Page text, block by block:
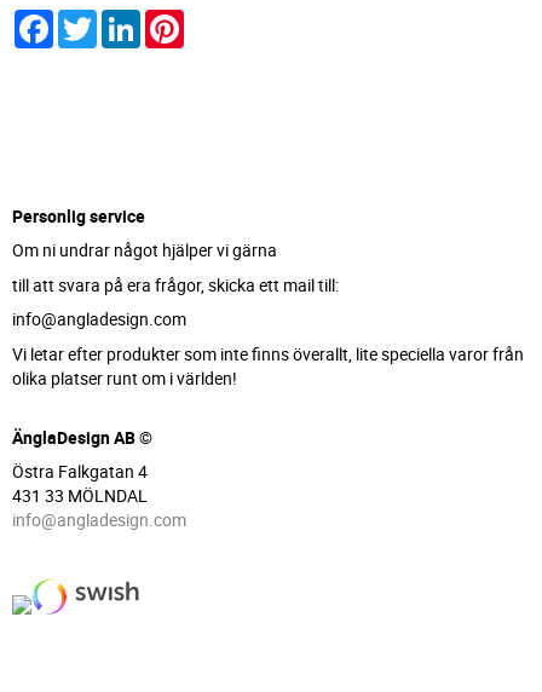
Facebook
TwitterLinkedIn
Personlig service
Om ni undrar något hjälper vi gärna
till att svara på era frågor, skicka ett mail till:
info@angladesign.com
Vi letar efter produkter som inte finns överallt, lite speciella varor från
olika platser runt om i världen!
ÄnglaDesign AB ©
Östra Falkgatan 4
431 33 MÖLNDAL
info@angladesign.com